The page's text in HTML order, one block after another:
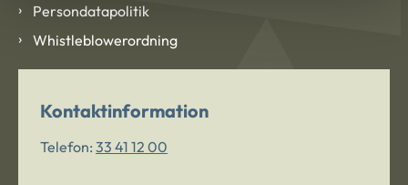
Persondatapolitik
Whistleblowerordning
Kontaktinformation
Telefon: 33 41 12 00